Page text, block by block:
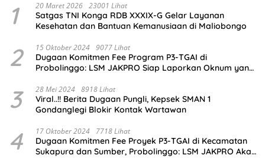
1 20 Maret 2026 23001 Lihat
Satgas TNI Konga RDB XXXIX-G Gelar Layanan
Kesehatan dan Bantuan Kemanusiaan di Maliobongo
2 15 Oktober 2024 9077 Lihat
Dugaan Komitmen Fee Program P3-TGAI di
Probolinggo: LSM JAKPRO Siap Laporkan Oknum yang
3 28 Mei 2024 8918 Lihat
Viral..!! Berita Dugaan Pungli, Kepsek SMAN 1
Gondanglegi Blokir Kontak Wartawan
4 17 Oktober 2024 7718 Lihat
Dugaan Komitmen Fee Proyek P3-TGAI di Kecamatan
Sukapura dan Sumber, Probolinggo: LSM JAKPRO Akan